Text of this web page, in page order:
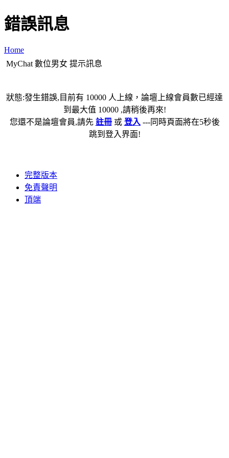
錯誤訊息
Home
MyChat 數位男女 提示訊息
狀態:發生錯誤,目前有 10000 人上線，論壇上線會員數已經達
到最大值 10000 ,請稍後再來!
您還不是論壇會員,請先 註冊或 登入 ---同時頁面將在5秒後
跳到登入界面!
完整版本
免責聲明
頂端